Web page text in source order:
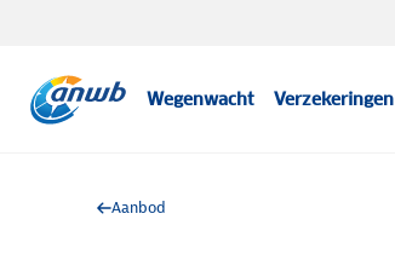
Wegenwacht Verzekeringen
Aanbod